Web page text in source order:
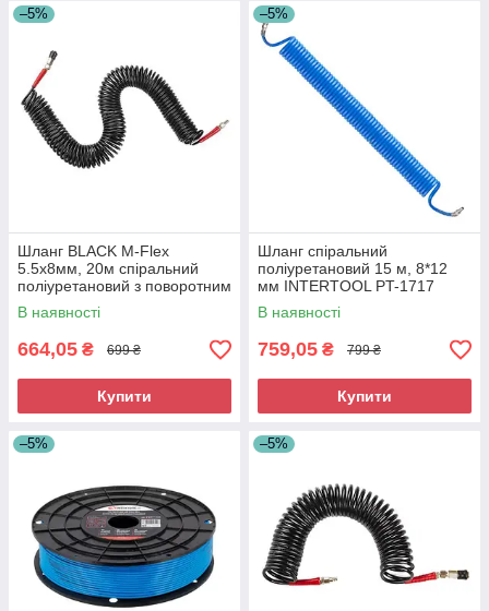
–5%
Шланг BLACK M-Flex
5.5х8мм, 20м спіральний
поліуретановий з поворотним
шарніром, латунними
швидкороз'ємними
В наявності
664,05 ₴ 699 ₴
Купити
–5%
Шланг спіральний
поліуретановий 15 м, 8*12
мм INTERTOOL PT-1717
В наявності
759,05 ₴ 799 ₴
Купити
–5% –5%